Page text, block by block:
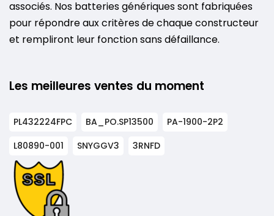
associés. Nos batteries génériques sont fabriquées
pour répondre aux critères de chaque constructeur
et rempliront leur fonction sans défaillance.
Les meilleures ventes du moment
PL432224FPC BA_PO.SP13500
PA-1900-2P2
L80890-001
SNYGGV3 3RNFD